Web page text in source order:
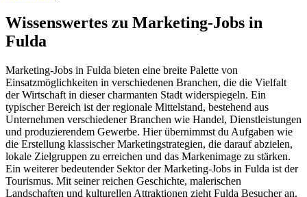
Wissenswertes zu Marketing-Jobs in
Fulda
Marketing-Jobs in Fulda bieten eine breite Palette von
Einsatzmöglichkeiten in verschiedenen Branchen, die die Vielfalt
der Wirtschaft in dieser charmanten Stadt widerspiegeln. Ein
typischer Bereich ist der regionale Mittelstand, bestehend aus
Unternehmen verschiedener Branchen wie Handel, Dienstleistungen
und produzierendem Gewerbe. Hier übernimmst du Aufgaben wie
die Erstellung klassischer Marketingstrategien, die darauf abzielen,
lokale Zielgruppen zu erreichen und das Markenimage zu stärken.
Ein weiterer bedeutender Sektor der Marketing-Jobs in Fulda ist der
Tourismus. Mit seiner reichen Geschichte, malerischen
Landschaften und kulturellen Attraktionen zieht Fulda Besucher an.